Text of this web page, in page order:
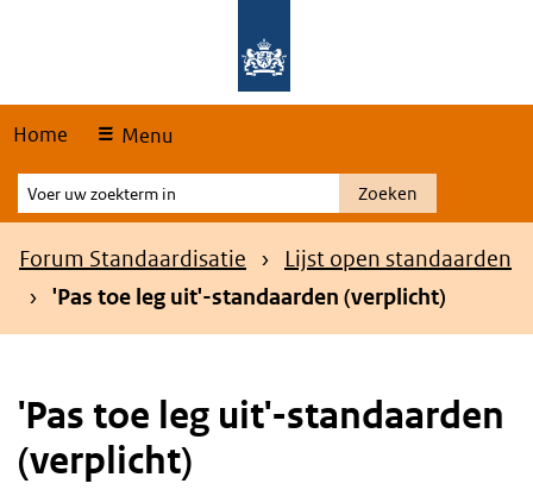
Home Menu
Voer
uw
zoekterm
Zoeken
Kruimelpad
Forum Standaardisatie
Lijst open standaarden
'Pas toe leg uit'-standaarden (verplicht)
'Pas toe leg uit'-standaarden
(verplicht)